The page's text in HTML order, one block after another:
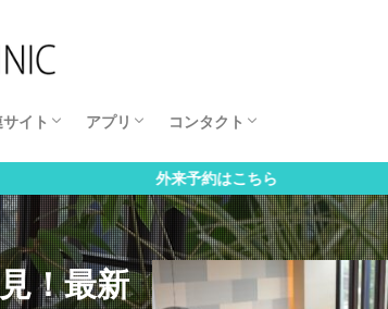
）
サイト
クリニック ジョブナビ
く輝く女性のための健康ガイド
みコラム
コラム
トラン
ラリー
サイト
アプリ
出産予定日計算
妊娠カレンダー
妊娠週数計算
妊娠中の体重増加
初期妊娠リスク自己評価
後半期妊娠リスク自己評価
簡易更年期指数
過活動膀胱
うつ病スクリーニング
コンタクト
スタッフ募集
お問い合わせ
外来初診予約
外来再診予約
分娩予約
院内Wi-Fi無線LAN
外来予約はこちら
！最新